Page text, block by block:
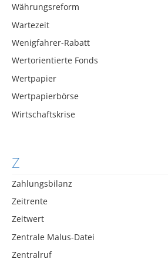
Währungsreform
Wartezeit
Wenigfahrer-Rabatt
Wertorientierte Fonds
Wertpapier
Wertpapierbörse
Wirtschaftskrise
Z
Zahlungsbilanz
Zeitrente
Zeitwert
Zentrale Malus-Datei
Zentralruf